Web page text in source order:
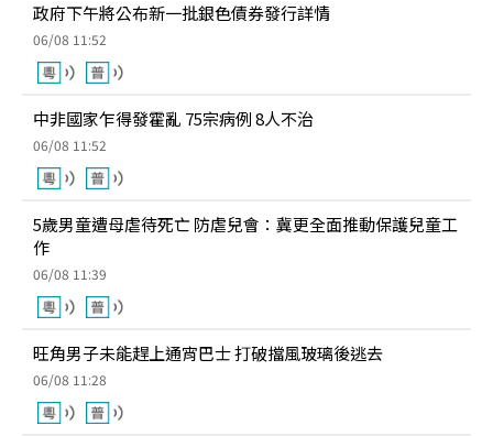
政府下午將公布新一批銀色債券發行詳情
06/08 11:52
中非國家乍得發霍亂 75宗病例 8人不治
06/08 11:52
5歲男童遭母虐待死亡 防虐兒會：冀更全面推動保護兒童工
作
06/08 11:39
旺角男子未能趕上通宵巴士 打破擋風玻璃後逃去
06/08 11:28